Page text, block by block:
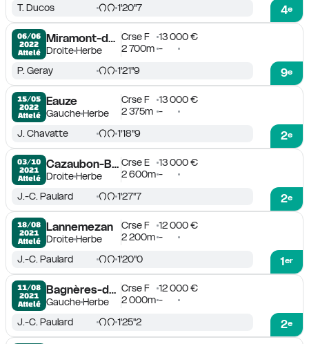
4e
T. Ducos 1'20''7
06/06
2022
Attelé
Miramont-de-Guyenne
DroiteHerbe
Crse F
13 000 €
2 700m -
9e
P. Geray 1'21''9
15/05
2022
Attelé
Eauze
GaucheHerbe
Crse F
13 000 €
2 375m -
2e
J. Chavatte 1'18''9
03/10
2021
Attelé
Cazaubon-Barbotan
DroiteHerbe
Crse E
13 000 €
2 600m -
2e
J.-C. Paulard 1'27''7
18/08
2021
Attelé
Lannemezan
DroiteHerbe
Crse F
12 000 €
2 200m -
1er
J.-C. Paulard 1'20''0
11/08
2021
Attelé
Bagnères-de-Luchon
GaucheHerbe
Crse F
12 000 €
2 000m -
2e
J.-C. Paulard 1'25''2